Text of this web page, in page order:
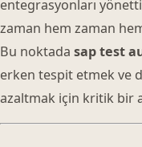
entegrasyonları
zaman hem zaman
Bu noktada sap test
erken tespit etmek ve
azaltmak için kritik bir